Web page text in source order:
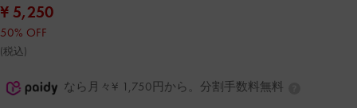
¥ 5,250
50% OFF
(税込)
なら月々¥ 1,750円から。分割手数料無料